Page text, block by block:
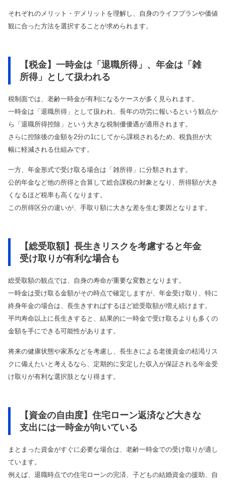
それぞれのメリット・デメリットを理解し、自身のライフプランや価値
観に合った方法を選択することが求められます。
【税金】一時金は「退職所得」、年金は「雑
所得」として扱われる
税制面では、老齢一時金が有利になるケースが多く見られます。
一時金は「退職所得」として扱われ、長年の功労に報いるという観点か
ら「退職所得控除」という大きな税制優優遇が適用されます。
さらに控除後の金額を2分の1にしてから課税されるため、税負担が大
幅に軽減される仕組みです。
一方、年金形式で受け取る場合は「雑所得」に分類されます。
公的年金など他の所得と合算して総合課税の対象となり、所得額が大き
くなるほど税率も高くなります。
この所得区分の違いが、手取り額に大きな差を生む要因となります。
【総受取額】長生きリスクを考慮すると年金
受け取りが有利な場合も
総受取額の観点では、自身の寿命が重要な変数となります。
一時金は受け取る金額がその時点で確定しますが、年金受け取り、特に
終身年金の場合は、長生きすればするほど総受取額が増え続けます。
平均寿命以上に長生きすると、結果的に一時金で受け取るよりも多くの
金額を手にできる可能性があります。
将来の健康状態や家系などを考慮し、長生きによる老後資金の枯渇リス
クに備えたいと考えるなら、定期的に安定した収入が保証される年金受
け取りが有利な選択肢となり得ます。
【資金の自由度】住宅ローン返済など大きな
支出には一時金が向いている
まとまった資金がすぐに必要な場合は、老齢一時金での受け取りが適し
ています。
例えば、退職時点での住宅ローンの完済、子どもの結婚資金の援助、自